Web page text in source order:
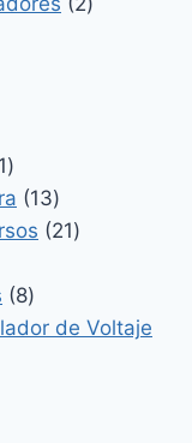
11
producto
1313
productos
2121
88
productos
de Voltaje